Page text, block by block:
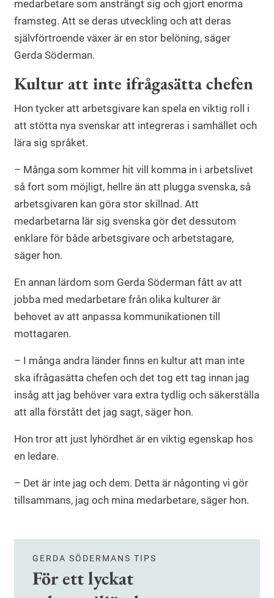
medarbetare som ansträngt sig och gjort enorma
framsteg. Att se deras utveckling och att deras
självförtroende växer är en stor belöning, säger
Gerda Söderman.
Kultur att inte ifrågasätta chefen
Hon tycker att arbetsgivare kan spela en viktig roll i
att stötta nya svenskar att integreras i samhället och
lära sig språket.
– Många som kommer hit vill komma in i arbetslivet
så fort som möjligt, hellre än att plugga svenska, så
arbetsgivaren kan göra stor skillnad. Att
medarbetarna lär sig svenska gör det dessutom
enklare för både arbetsgivare och arbetstagare,
säger hon.
En annan lärdom som Gerda Söderman fått av att
jobba med medarbetare från olika kulturer är
behovet av att anpassa kommunikationen till
mottagaren.
– I många andra länder finns en kultur att man inte
ska ifrågasätta chefen och det tog ett tag innan jag
insåg att jag behöver vara extra tydlig och säkerställa
att alla förstått det jag sagt, säger hon.
Hon tror att just lyhördhet är en viktig egenskap hos
en ledare.
– Det är inte jag och dem. Detta är någonting vi gör
tillsammans, jag och mina medarbetare, säger hon.
GERDA SÖDERMANS TIPS
För ett lyckat